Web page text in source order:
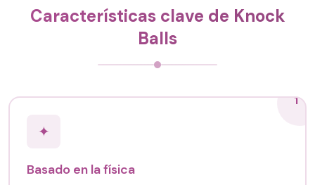
Características clave de Knock
Balls
1
✦
Basado en la física